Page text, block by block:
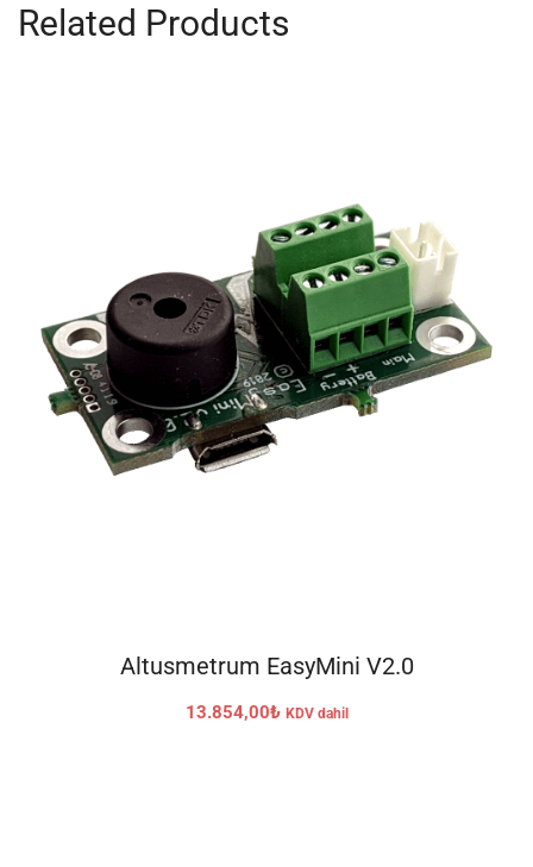
Related Products
Altusmetrum EasyMini V2.0
13.854,00₺ KDV dahil